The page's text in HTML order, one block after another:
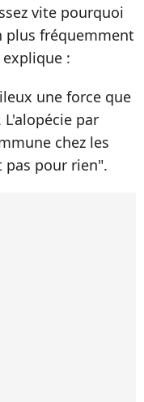
vite pourquoi
plus fréquemment
:
une force que
par
chez les
pas pour rien".